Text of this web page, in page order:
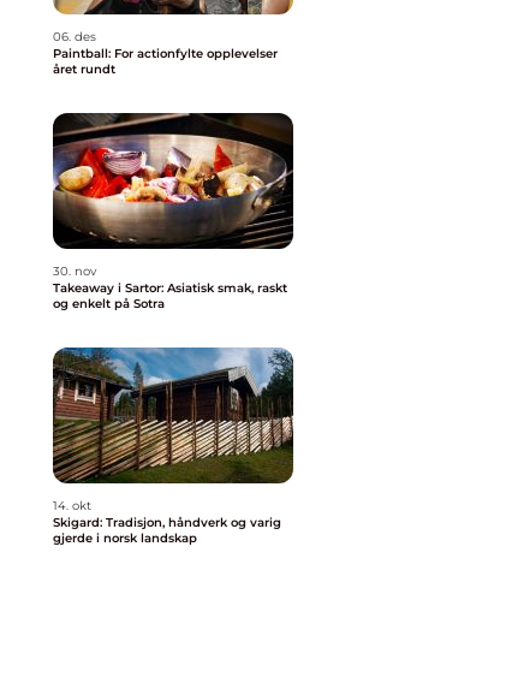
06. des
Paintball: For actionfylte opplevelser
året rundt
30. nov
Takeaway i Sartor: Asiatisk smak, raskt
og enkelt på Sotra
14. okt
Skigard: Tradisjon, håndverk og varig
gjerde i norsk landskap